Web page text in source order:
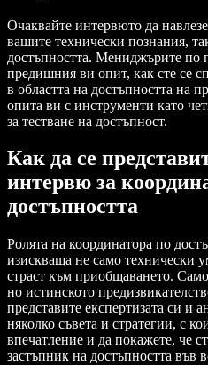
Очаквайте интервюто да
вашите технически познания,
достъпността. Мениджърите по
предишния ви опит, как сте се
в областта на достъпността на
опита ви с инструменти като
за тестване на достъпност.
Как да се
интервю за
достъпността
Ролята на координатора по
изискваща не само технически
страст към приобщаването.
но истинското
представите експертизата си и
няколко съвета и стратегии, с
впечатление и да покажете, че
застъпник на достъпността във